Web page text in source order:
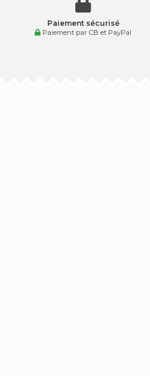
Paiement sécurisé
Paiement par CB et PayPal